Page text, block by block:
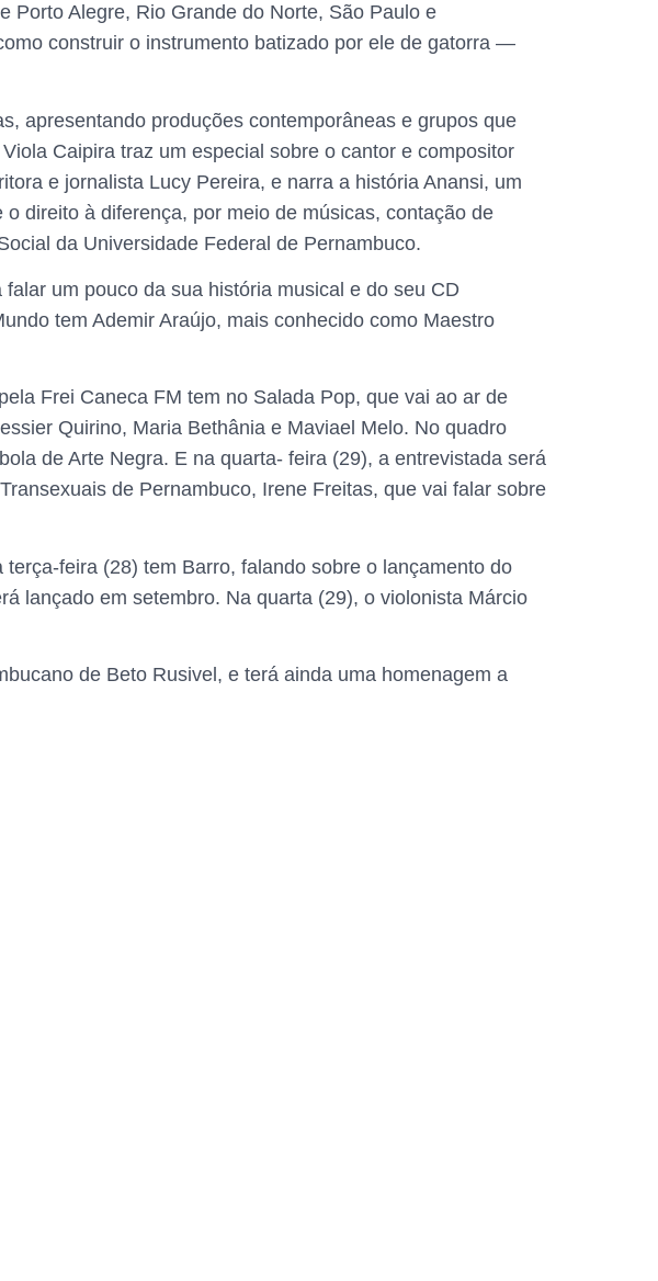
Porto Alegre, Rio Grande do Norte, São Paulo e
construir o instrumento batizado por ele de gatorra —
apresentando produções contemporâneas e grupos que
Caipira traz um especial sobre o cantor e compositor
e jornalista Lucy Pereira, e narra a história Anansi, um
direito à diferença, por meio de músicas, contação de
da Universidade Federal de Pernambuco.
um pouco da sua história musical e do seu CD
tem Ademir Araújo, mais conhecido como Maestro
Frei Caneca FM tem no Salada Pop, que vai ao ar de
Quirino, Maria Bethânia e Maviael Melo. No quadro
de Arte Negra. E na quarta- feira (29), a entrevistada será
de Pernambuco, Irene Freitas, que vai falar sobre
feira (28) tem Barro, falando sobre o lançamento do
lançado em setembro. Na quarta (29), o violonista Márcio
de Beto Rusivel, e terá ainda uma homenagem a